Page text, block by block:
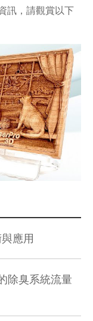
訊，請觀賞以下
應用
除臭系統流量